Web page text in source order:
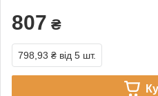
807 ₴
798,93 ₴ від 5 шт.